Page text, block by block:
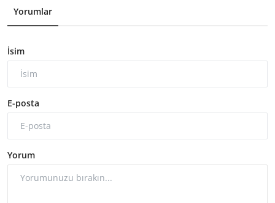
Yorumlar
İsim
E-posta
Yorum